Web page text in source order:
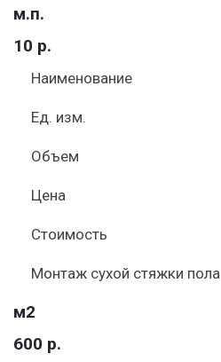
м.п.
10 р.
Наименование
Ед. изм.
Объем
Цена
Стоимость
Монтаж сухой стяжки пола
м2
600 р.